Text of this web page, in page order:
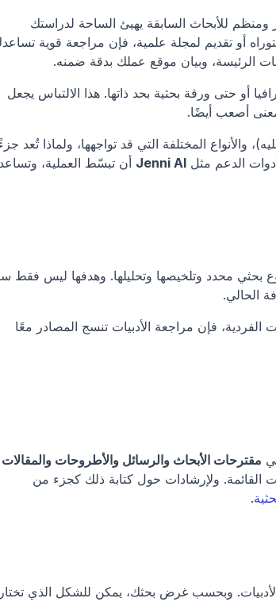
الرئيسة، وبيان موقع عملك بدقة ضمنه.
أصعب أيضًا.
الدعم مثل Jenni AI
الحالي.
.